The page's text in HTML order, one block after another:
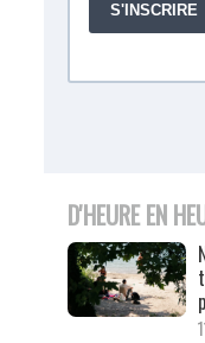
D'HEURE EN